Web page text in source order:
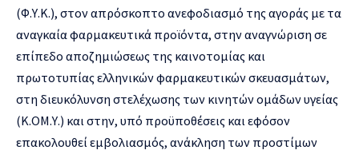
(Φ.Υ.Κ.), στον απρόσκοπτο ανεφοδιασμό της αγοράς με τα
αναγκαία φαρμακευτικά προϊόντα, στην αναγνώριση σε
επίπεδο αποζημιώσεως της καινοτομίας και
πρωτοτυπίας ελληνικών φαρμακευτικών σκευασμάτων,
στη διευκόλυνση στελέχωσης των κινητών ομάδων υγείας
(Κ.ΟΜ.Υ.) και στην, υπό προϋποθέσεις και εφόσον
επακολουθεί εμβολιασμός, ανάκληση των προστίμων